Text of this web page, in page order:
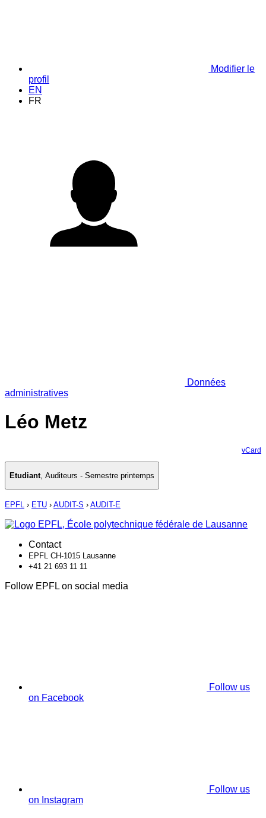
Modifier le
profil
EN
FR
Données
administratives
Léo Metz
vCard
Etudiant, Auditeurs - Semestre printemps
EPFL › ETU › AUDIT-S › AUDIT-E
Contact
EPFL CH-1015 Lausanne
+41 21 693 11 11
Follow EPFL on social media
Follow us
on Facebook
Follow us
on Instagram